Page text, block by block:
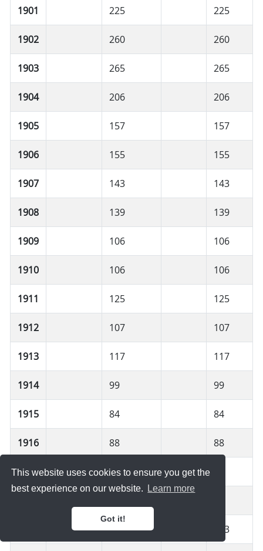
This website uses cookies to ensure you get the
best experience on our website.
Learn more
Got it!
1901 225 225
1902 260 260
1903 265 265
1904 206 206
1905 157 157
1906 155 155
1907 143 143
1908 139 139
1909 106 106
1910 106 106
1911 125 125
1912 107 107
1913 117 117
1914 99 99
1915 84 84
1916 88 88
1917 85
103 103